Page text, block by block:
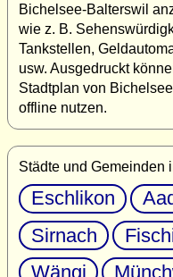
Bichelsee-Balterswil
wie z. B.
Tankstellen,
usw. Ausgedruckt
Stadtplan von
offline nutzen.
Städte und Gemeinden
Eschlikon
Sirnach
Wängi